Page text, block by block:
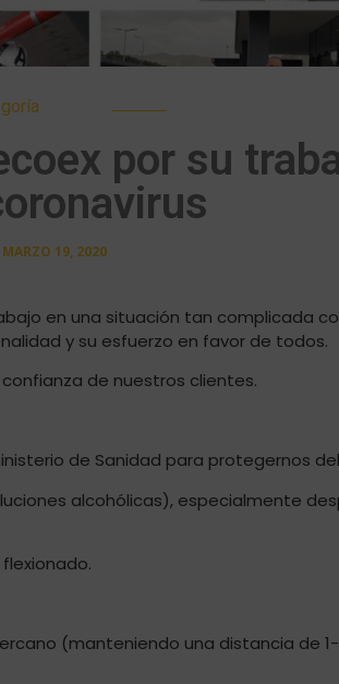
por su
MARZO 19, 2020
en una situación tan complicada
y su esfuerzo en favor de todos.
de nuestros clientes.
de Sanidad para protegernos
alcohólicas), especialmente
(manteniendo una distancia de